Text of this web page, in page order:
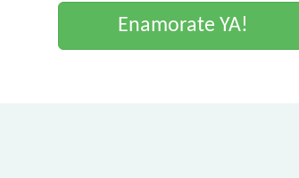
Enamorate YA!